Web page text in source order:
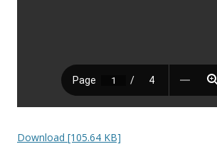
Download [105.64 KB]